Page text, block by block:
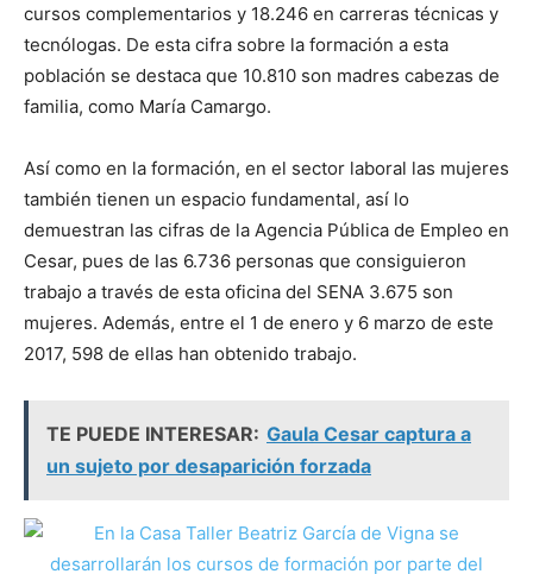
cursos complementarios y 18.246 en carreras técnicas y
tecnólogas. De esta cifra sobre la formación a esta
población se destaca que 10.810 son madres cabezas de
familia, como María Camargo.
Así como en la formación, en el sector laboral las mujeres
también tienen un espacio fundamental, así lo
demuestran las cifras de la Agencia Pública de Empleo en
Cesar, pues de las 6.736 personas que consiguieron
trabajo a través de esta oficina del SENA 3.675 son
mujeres. Además, entre el 1 de enero y 6 marzo de este
2017, 598 de ellas han obtenido trabajo.
TE PUEDE INTERESAR: Gaula Cesar captura a
un sujeto por desaparición forzada